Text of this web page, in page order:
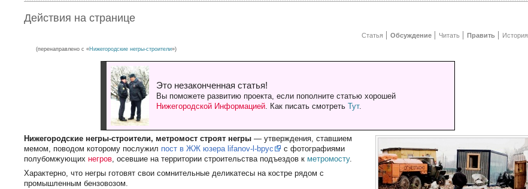
Действия на странице
Статья Обсуждение Читать Править История
(перенаправлено с «Нижегородские негры-строители»)
Это незаконченная статья!
Вы поможете развитию проекта, если пополните статью хорошей
Нижегородской Информацией. Как писать смотреть Тут.
Нижегородские негры-строители, метромост строят негры — утверждения, ставшием
мемом, поводом которому послужил пост в ЖЖ юзера lifanov-l-bpyc
с фотографиями
полубомжующихнегров, осевшие на территории строительства подъездов к метромосту.
Характерно, что негры готовят свои сомнительные деликатесы на костре рядом с
промышленным бензовозом.